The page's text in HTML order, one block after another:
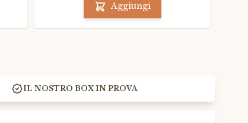
Aggiungi
IL NOSTRO BOX IN PROVA